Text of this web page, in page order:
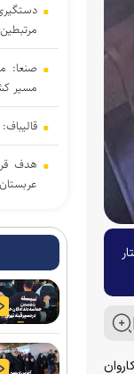
صنعا:
مسیر
هدف
دور
حمله